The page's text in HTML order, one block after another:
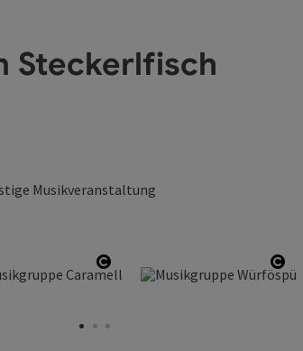
Steckerlfisch
Musikveranstaltung
öffnen Copyright öffnen